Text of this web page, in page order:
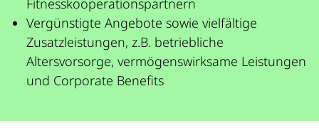
Vergünstigte Angebote sowie vielfältige
Zusatzleistungen, z.B. betriebliche
Altersvorsorge, vermögenswirksame Leistungen
und Corporate Benefits